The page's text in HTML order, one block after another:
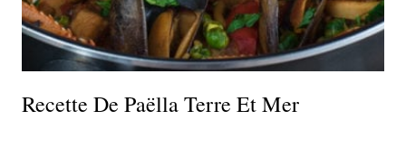
Recette De Paëlla Terre Et Mer